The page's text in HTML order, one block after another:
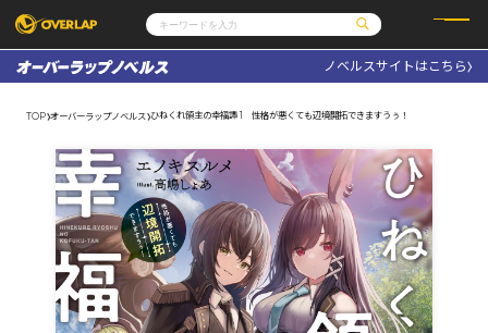
コミックガルド
コミッククリエ
文庫
ノベルス
その他
コミックエッセイ
ポケットモンスター
アニメ
ゲーム
通販・NEWS
OVERLAP STORE
オーバーラップ広報室
企業
会社概要
採用情報
アクセス
オーバーラップホールディングス
お問い合わせはこちら
オーバーラップ文庫
オーバーラップノベルス
ノベルスサイトはこちら
TOP オーバーラップノベルス ひねくれ領主の幸福譚 1 性格が悪くても辺境開拓できますうぅ！